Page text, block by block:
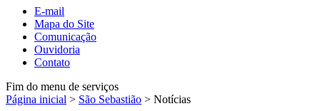
E-mail
Mapa do Site
Comunicação
Ouvidoria
Contato
Fim do menu de serviços
Página inicial > São Sebastião > Notícias